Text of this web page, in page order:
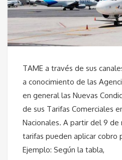
TAME a través de sus
a conocimiento de las
en general las Nuevas
de sus Tarifas Comerciales
Nacionales. A partir del 9 de
tarifas pueden aplicar cobro
Ejemplo: Según la tabla,